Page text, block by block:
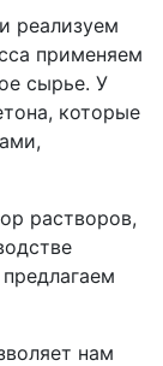
реализуем
применяем
сырье. У
которые
растворов,
нам